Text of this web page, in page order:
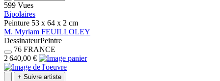
599 Vues
Bipolaires
Peinture 53 x 64 x 2 cm
M. Myriam FEUILLOLEY
DessinateurPeintre
76 FRANCE
2 640,00 €
+ Suivre artiste